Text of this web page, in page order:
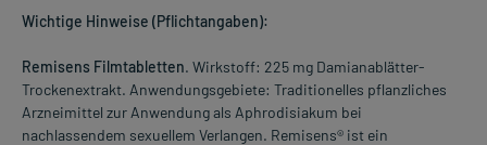
Wichtige Hinweise (Pflichtangaben):
Remisens Filmtabletten. Wirkstoff: 225 mg Damianablätter-
Trockenextrakt. Anwendungsgebiete: Traditionelles pflanzliches
Arzneimittel zur Anwendung als Aphrodisiakum bei
nachlassendem sexuellem Verlangen. Remisens® ist ein